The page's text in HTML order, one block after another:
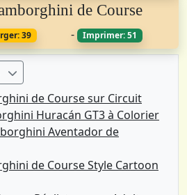
de Course
39 - Imprimer: 51
de Course sur Circuit
Huracán GT3 à Colorier
Aventador de
de Course Style Cartoon